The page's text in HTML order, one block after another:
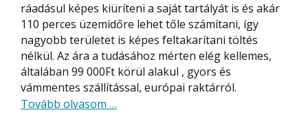
ráadásul képes kiüríteni a saját tartályát is és akár
110 perces üzemidőre lehet tőle számítani, így
nagyobb területet is képes feltakarítani töltés
nélkül. Az ára a tudásához mérten elég kellemes,
általában 99 000Ft körül alakul , gyors és
vámmentes szállítással, európai raktárról.
Tovább olvasom about
…